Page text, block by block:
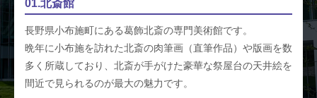
01.北斎館
長野県小布施町にある葛飾北斎の専門美術館です。
晩年に小布施を訪れた北斎の肉筆画（直筆作品）や版画を数
多く所蔵しており、北斎が手がけた豪華な祭屋台の天井絵を
間近で見られるのが最大の魅力です。